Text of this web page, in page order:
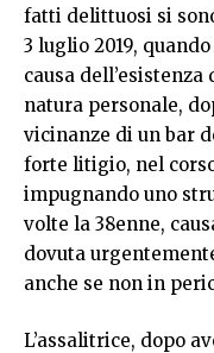
fatti delittuosi si
3 luglio 2019,
causa
natura personale,
vicinanze di un bar
forte litigio, nel
impugnando uno
volte la 38enne,
dovuta
anche se non in
L’assalitrice, dopo